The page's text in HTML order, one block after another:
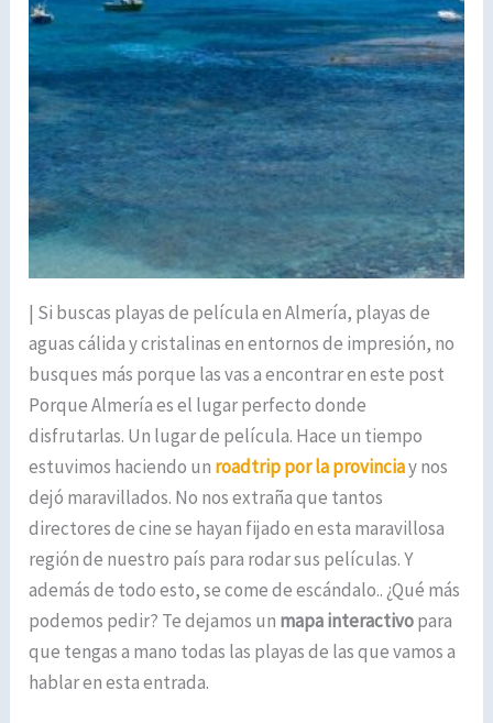
| Si buscas playas de película en Almería, playas de
aguas cálida y cristalinas en entornos de impresión, no
busques más porque las vas a encontrar en este post
Porque Almería es el lugar perfecto donde
disfrutarlas. Un lugar de película. Hace un tiempo
estuvimos haciendo un roadtrip por la provinciay nos
dejó maravillados. No nos extraña que tantos
directores de cine se hayan fijado en esta maravillosa
región de nuestro país para rodar sus películas. Y
además de todo esto, se come de escándalo.. ¿Qué más
podemos pedir? Te dejamos un mapa interactivopara
que tengas a mano todas las playas de las que vamos a
hablar en esta entrada.